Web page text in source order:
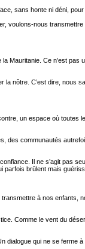
sans honte ni déni,
voulons-nous
Mauritanie. Ce n’est pas
nôtre. C’est dire, nous
un espace où toutes
des communautés
Il ne s’agit pas
parfois brûlent mais
à nos enfants,
Comme le vent du
dialogue qui ne se ferme à